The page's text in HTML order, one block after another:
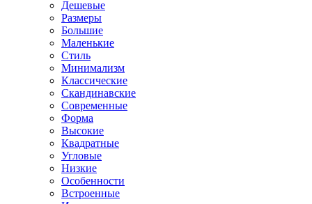
Дешевые
Размеры
Большие
Маленькие
Стиль
Минимализм
Классические
Скандинавские
Современные
Форма
Высокие
Квадратные
Угловые
Низкие
Особенности
Встроенные